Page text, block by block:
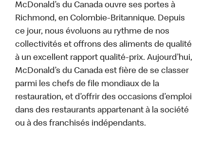
McDonald’s du Canada ouvre ses portes à
Richmond, en Colombie-Britannique. Depuis
ce jour, nous évoluons au rythme de nos
collectivités et offrons des aliments de qualité
à un excellent rapport qualité-prix. Aujourd’hui,
McDonald’s du Canada est fière de se classer
parmi les chefs de file mondiaux de la
restauration, et d’offrir des occasions d’emploi
dans des restaurants appartenant à la société
ou à des franchisés indépendants.